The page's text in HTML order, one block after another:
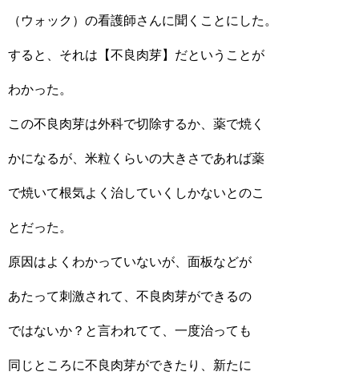
（ウォック）の看護師さんに聞くことにした。
すると、それは【不良肉芽】だということが
わかった。
この不良肉芽は外科で切除するか、薬で焼く
かになるが、米粒くらいの大きさであれば薬
で焼いて根気よく治していくしかないとのこ
とだった。
原因はよくわかっていないが、面板などが
あたって刺激されて、不良肉芽ができるの
ではないか？と言われてて、一度治っても
同じところに不良肉芽ができたり、新たに